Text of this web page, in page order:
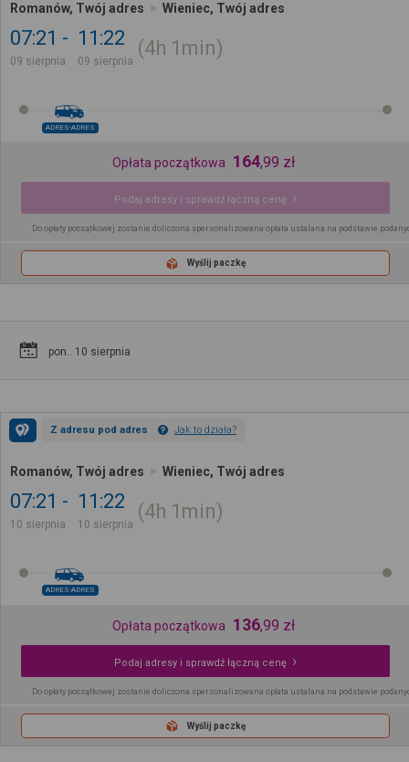
Romanów, Twój adres Wieniec, Twój adres
07:21
09 sierpnia
11:22
09 sierpnia
4h 1min
ADRES-ADRES
Opłata początkowa 164,99 zł
Podaj adresy i sprawdź łączną cenę
Do opłaty początkowej zostanie doliczona spersonalizowana opłata ustalana na podstawie
Wyślij paczkę
pon.. 10 sierpnia
Z adresu pod adres Jak to działa?
Romanów, Twój adres Wieniec, Twój adres
07:21
10 sierpnia
11:22
10 sierpnia
4h 1min
ADRES-ADRES
Opłata początkowa 136,99 zł
Podaj adresy i sprawdź łączną cenę
Do opłaty początkowej zostanie doliczona spersonalizowana opłata ustalana na podstawie
Wyślij paczkę